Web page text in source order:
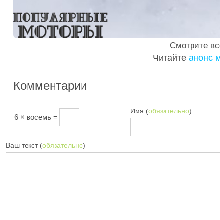
Смотрите
Читайте анонс
Комментарии
Имя (обязательно)
6 × восемь =
Ваш текст (обязательно)